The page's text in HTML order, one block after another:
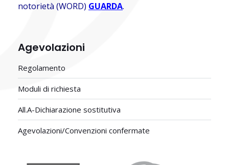
notorietà (WORD) GUARDA.
Agevolazioni
Regolamento
Moduli di richiesta
All.A-Dichiarazione sostitutiva
Agevolazioni/Convenzioni confermate